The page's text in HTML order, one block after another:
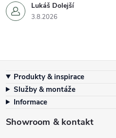
Lukáš Dolejší
3.8.2026
Produkty & inspirace
Služby & montáže
Informace
Showroom & kontakt